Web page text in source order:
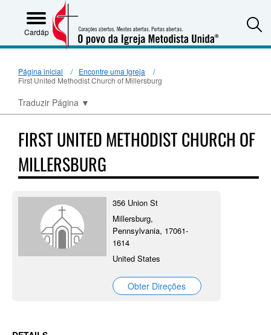
Cardápio
Página inicial
Encontre uma Igreja
First United Methodist Church of Millersburg
Traduzir Página ▼
FIRST UNITED METHODIST CHURCH OF
MILLERSBURG
356 Union St
Millersburg,
Pennsylvania, 17061-
1614
United States
Obter Direções